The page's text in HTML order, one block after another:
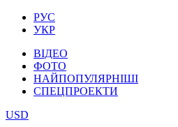
РУС
УКР
ВІДЕО
ФОТО
НАЙПОПУЛЯРНІШІ
СПЕЦПРОЕКТИ
USD